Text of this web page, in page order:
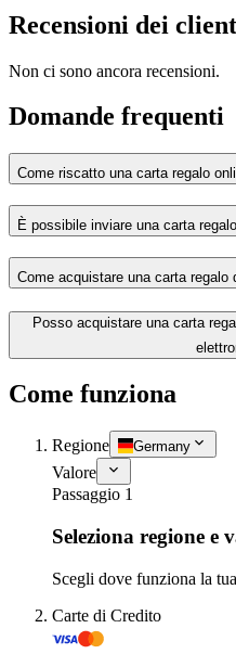
Recensioni dei
Non ci sono ancora recensioni.
Domande frequenti
Come riscatto una carta regalo
È possibile inviare una carta
Come acquistare una carta regalo
Posso acquistare una carta
Come funziona
Regione Germany
Valore
Passaggio 1
Seleziona regione e
Scegli dove funziona la
Carte di Credito